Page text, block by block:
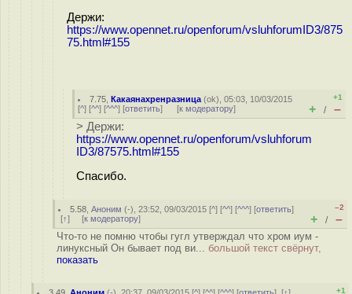
Держи:
https://www.opennet.ru/openforum/vsluhforumID3/875
75.html#155
7.75 ,Какаянахренразница (ok), 05:03, 10/03/2015
[^] [^^] [^^^] [ответить] [к модератору]
+1
+ / –
> Держи:
https://www.opennet.ru/openforum/vsluhforum
ID3/87575.html#155
Спасибо.
5.58 ,Аноним (-), 23:52, 09/03/2015 [^] [^^] [^^^] [ответить]
[↑] [к модератору]
–2
+ / –
Что-то не помню чтобы гугл утверждал что хром иум -
линуксный Он бывает под ви... большой текст свёрнут,
показать
+1